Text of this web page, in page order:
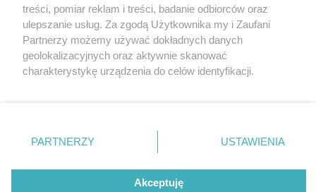
Nie zapomnij
zapoznać się z:
polityką prywatności
Twojemiasto
Piekary Śląskie
Chorzów
Tarnowskie Góry
Gliwice
Skontakuj sięz nami
Kontakt
Redakcja
Newsletter
treści, pomiar reklam i treści, badanie odbiorców oraz
ulepszanie usług. Za zgodą Użytkownika my i Zaufani
Partnerzy możemy używać dokładnych danych
geolokalizacyjnych oraz aktywnie skanować
charakterystykę urządzenia do celów identyfikacji.
zmienić/wycofać klikając przycisk ustawień prywatności
znajdujący się w lewym dolnym rogu strony
rodzaje przetwarzania danych nie wymagają zgody
użytkownika, ale masz prawo sprzeciwić się takiemu
PARTNERZY USTAWIENIA
Akceptuję